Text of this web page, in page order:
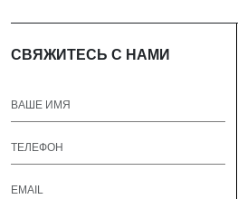
СВЯЖИТЕСЬ С НАМИ